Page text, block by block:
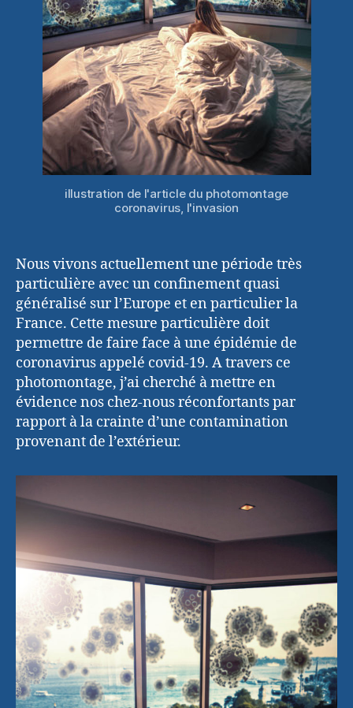
illustration de l'article du photomontage
coronavirus, l'invasion
Nous vivons actuellement une période très
particulière avec un confinement quasi
généralisé sur l’Europe et en particulier la
France. Cette mesure particulière doit
permettre de faire face à une épidémie de
coronavirus appelé covid-19. A travers ce
photomontage, j’ai cherché à mettre en
évidence nos chez-nous réconfortants par
rapport à la crainte d’une contamination
provenant de l’extérieur.